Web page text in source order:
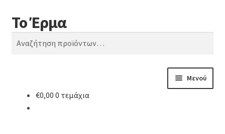
Απευθείας
μετάβαση
στην
Μετάβαση
σε
περιεχόμενο
Το Έρμα
Αναζήτηση
Αναζήτηση
Μενού
€0,00 0 τεμάχια